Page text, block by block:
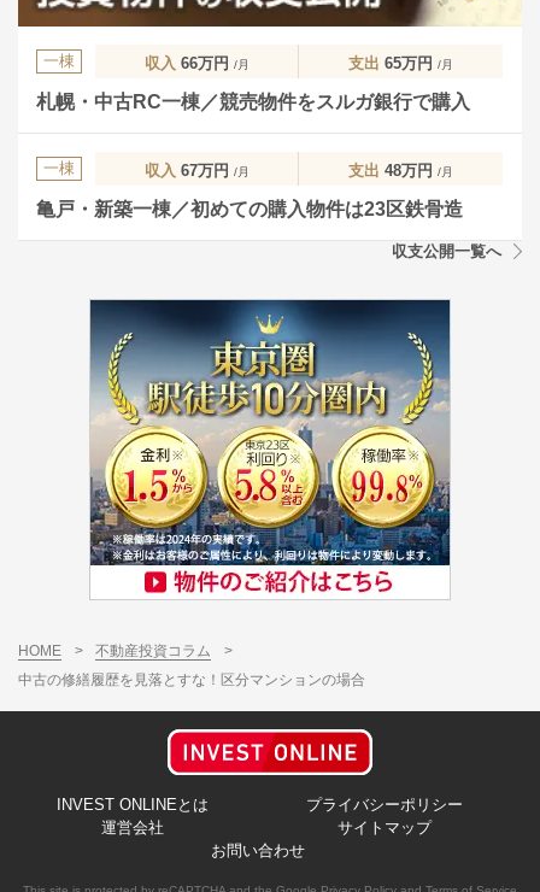
一棟 収入 66万円 /月 支出 65万円 /月
札幌・中古RC一棟／競売物件をスルガ銀行で購入
一棟 収入 67万円 /月 支出 48万円 /月
亀戸・新築一棟／初めての購入物件は23区鉄骨造
収支公開一覧へ
HOME > 不動産投資コラム
>
中古の修繕履歴を見落とすな！区分マンションの場合
INVEST ONLINEとは
プライバシーポリシー
運営会社
サイトマップ
お問い合わせ